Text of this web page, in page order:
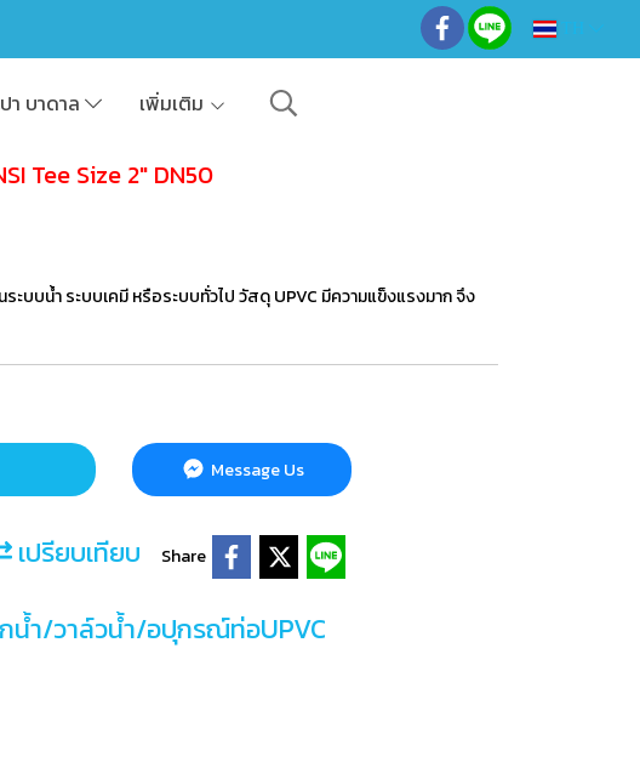
TH
า บาดาล เพิ่มเติม
Tee Size 2" DN50
ะบบน้ำ ระบบเคมี หรือระบบทั่วไป วัสดุ UPVC มีความแข็งแรงมาก จึง
Message Us
เปรียบเทียบ Share
น้ำ/วาล์วน้ำ/อปุกรณ์ท่อUPVC